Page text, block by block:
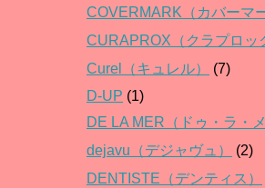
COVERMARK（カバーマ
CURAPROX（クラプロッ
Curel（キュレル）
(7)
D-UP (1)
DE LA MER（ドゥ・ラ・メ
dejavu（デジャヴュ）
(2)
DENTISTE（デンティス）